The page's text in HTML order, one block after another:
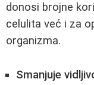
donosi brojne
celulita već i za
organizma.
Smanjuje